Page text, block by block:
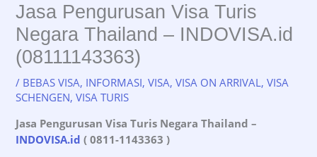
Jasa Pengurusan Visa Turis
Negara Thailand – INDOVISA.id
(08111143363)
/ BEBAS VISA, INFORMASI,VISA,VISA ON ARRIVAL,VISA
SCHENGEN,VISA TURIS
Jasa Pengurusan Visa Turis Negara Thailand–
INDOVISA.id ( 0811-1143363 )